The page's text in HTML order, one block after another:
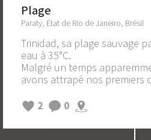
Plage
Paraty, État de Rio de Janeiro, Brésil
Trinidad, sa plage sauvage
eau à 35°C.
Malgré un temps
avons attrapé nos premiers
2
0